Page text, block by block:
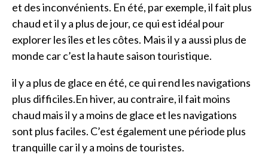
et des inconvénients. En été, par exemple, il fait plus
chaud et il y a plus de jour, ce qui est idéal pour
explorer les îles et les côtes. Mais il y a aussi plus de
monde car c’est la haute saison touristique.
il y a plus de glace en été, ce qui rend les navigations
plus difficiles.En hiver, au contraire, il fait moins
chaud mais il y a moins de glace et les navigations
sont plus faciles. C’est également une période plus
tranquille car il y a moins de touristes.